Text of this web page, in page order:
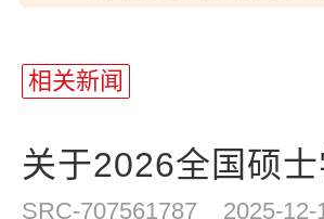
相关新闻
关于2026全国硕
SRC-707561787 2025-12-